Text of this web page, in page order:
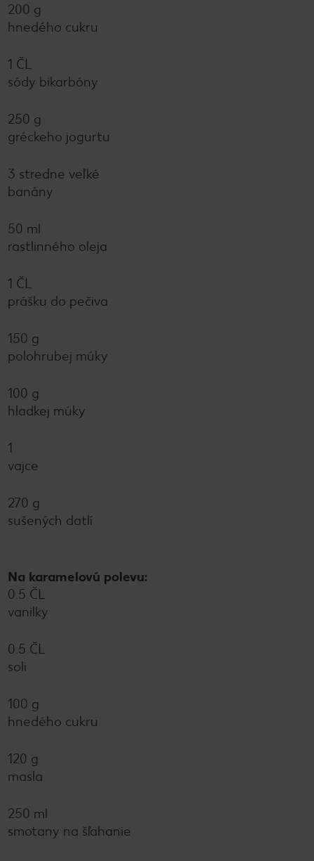
200 g
hnedého cukru
1 ČL
sódy bikarbóny
250 g
gréckeho jogurtu
3 stredne veľké
banány
50 ml
rastlinného oleja
1 ČL
prášku do pečiva
150 g
polohrubej múky
100 g
hladkej múky
1
vajce
270 g
sušených datlí
Na karamelovú polevu:
0.5 ČL
vanilky
0.5 ČL
soli
100 g
hnedého cukru
120 g
masla
250 ml
smotany na šľahanie